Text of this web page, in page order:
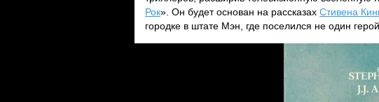
Рок». Он будет основан на рассказах Стивена
городке в штате Мэн, где поселился не один